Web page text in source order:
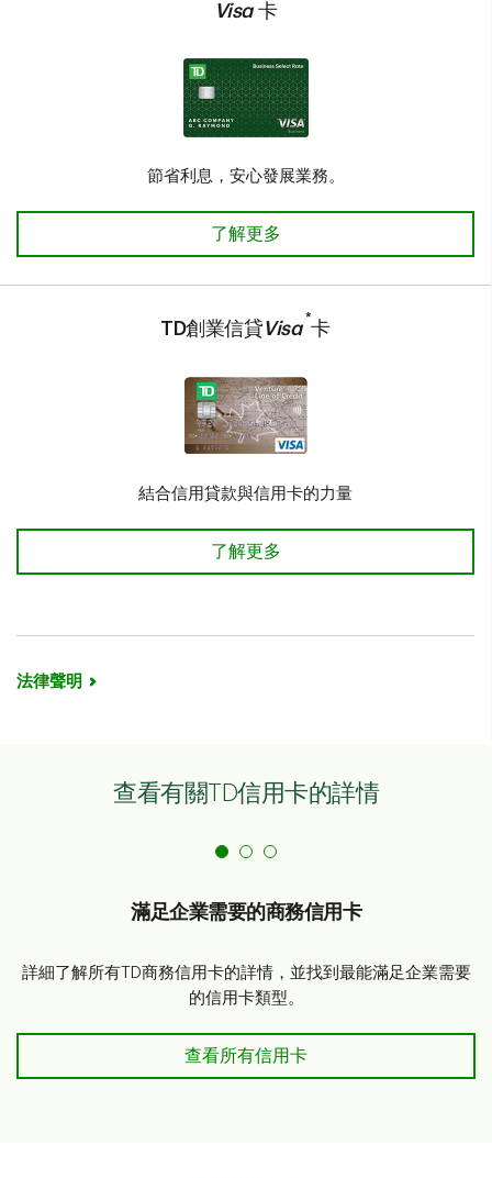
Visa 卡
節省利息，安心發展業務。
TD商務精選利率Visa*卡 了解更多
了解更多
TD創業信貸Visa *卡
結合信用貸款與信用卡的力量
TD創業信貸Visa*卡 了解更多
了解更多
法律聲明
查看有關TD信用卡的詳情
滿足企業需要的商務信用卡
詳細了解所有TD商務信用卡的詳情，並找到最能滿足企業需要
的信用卡類型。
滿足企業需要的商務信用卡
查看所有信用卡